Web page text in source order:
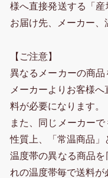
様へ直接発送する「産
お届け先、メーカー、
【ご注意】
異なるメーカーの商
メーカーよりお客様
料が必要になります。
また、同じメーカー
性質上、「常温商品」
温度帯の異なる商品
れの温度帯毎で送料が